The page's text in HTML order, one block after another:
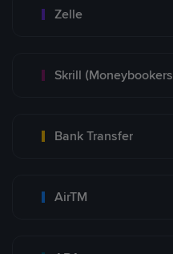
Zelle
Skrill
Bank Transfer
AirTM